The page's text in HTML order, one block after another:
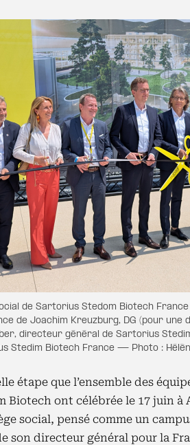
de Sartorius Stedom Biotech
de Joachim Kreuzburg, DG (pour une
directeur général de Sartorius
Stedim Biotech France — Photo :
étape que l’ensemble des
Biotech ont célébrée le 17 juin à
social, pensé comme un
son directeur général pour la